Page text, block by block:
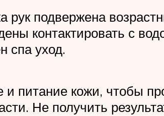
подвержена
контактировать с
спа уход.
питание кожи, чтобы
Не получить